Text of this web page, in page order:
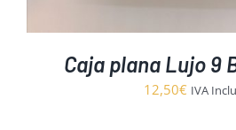
Caja plana Lujo 9
12,50€ IVA